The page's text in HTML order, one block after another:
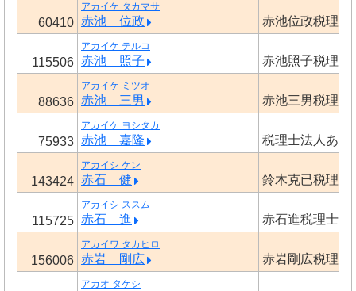
60410
アカイケ タカマサ
赤池 位政 赤池位政税理士
115506
アカイケ テルコ
赤池 照子 赤池照子税理士
88636
アカイケ ミツオ
赤池 三男 赤池三男税理士
75933
アカイケ ヨシタカ
赤池 嘉隆 税理士法人あか
143424
アカイシ ケン
赤石 健 鈴木克已税理士
115725
アカイシ ススム
赤石 進 赤石進税理士事
156006
アカイワ タカヒロ
赤岩 剛広 赤岩剛広税理士
アカオ タケシ